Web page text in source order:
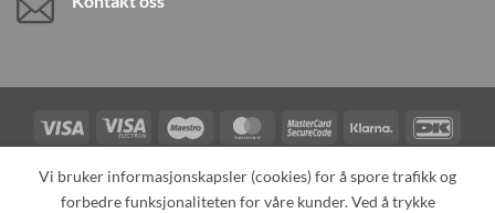
Visa
Visa
Electron
Maestro MasterCardMasterCard
2
Klarna
Card
TILBAKEKALLINGER KONTAKT OSS OM OSS
Vi bruker informasjonskapsler (cookies) for å spore trafikk og
forbedre funksjonaliteten for våre kunder. Ved å trykke